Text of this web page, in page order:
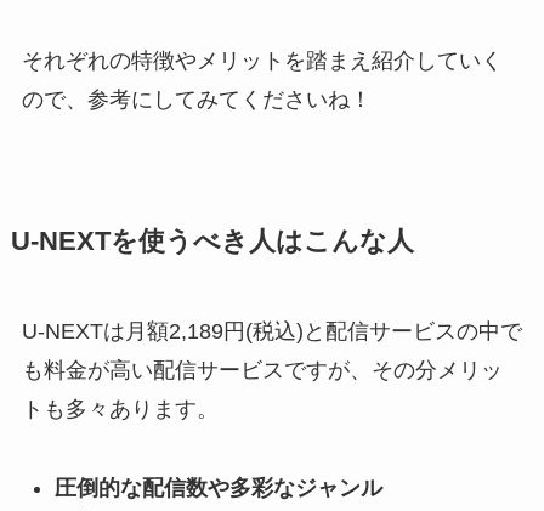
それぞれの特徴やメリットを踏まえ紹介していく
ので、参考にしてみてくださいね！
U-NEXTを使うべき人はこんな人
U-NEXTは月額2,189円(税込)と配信サービスの中で
も料金が高い配信サービスですが、その分メリッ
トも多々あります。
圧倒的な配信数や多彩なジャンル